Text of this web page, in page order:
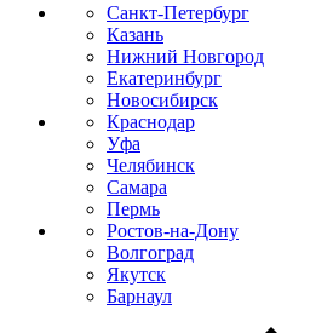
Санкт-Петербург
Казань
Нижний Новгород
Екатеринбург
Новосибирск
Краснодар
Уфа
Челябинск
Самара
Пермь
Ростов-на-Дону
Волгоград
Якутск
Барнаул